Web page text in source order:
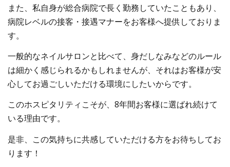
また、私自身が総合病院で長く勤務していたこともあり、
病院レベルの接客・接遇マナーをお客様へ提供しておりま
す。
一般的なネイルサロンと比べて、身だしなみなどのルール
は細かく感じられるかもしれませんが、それはお客様が安
心してお過ごしいただける環境にしたいからです。
このホスピタリティこそが、8年間お客様に選ばれ続けて
いる理由です。
是非、この気持ちに共感していただける方をお待ちしてお
ります！